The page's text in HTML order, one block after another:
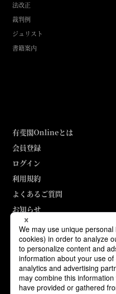
法改正
裁判例
ジュリスト
書籍案内
有斐閣Onlineとは
会員登録
ログイン
利用規約
よくあるご質問
お知らせ